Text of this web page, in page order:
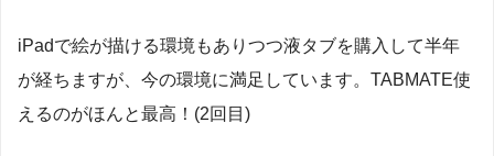
iPadで絵が描ける環境もありつつ液タブを購入して半年
が経ちますが、今の環境に満足しています。TABMATE使
えるのがほんと最高！(2回目)